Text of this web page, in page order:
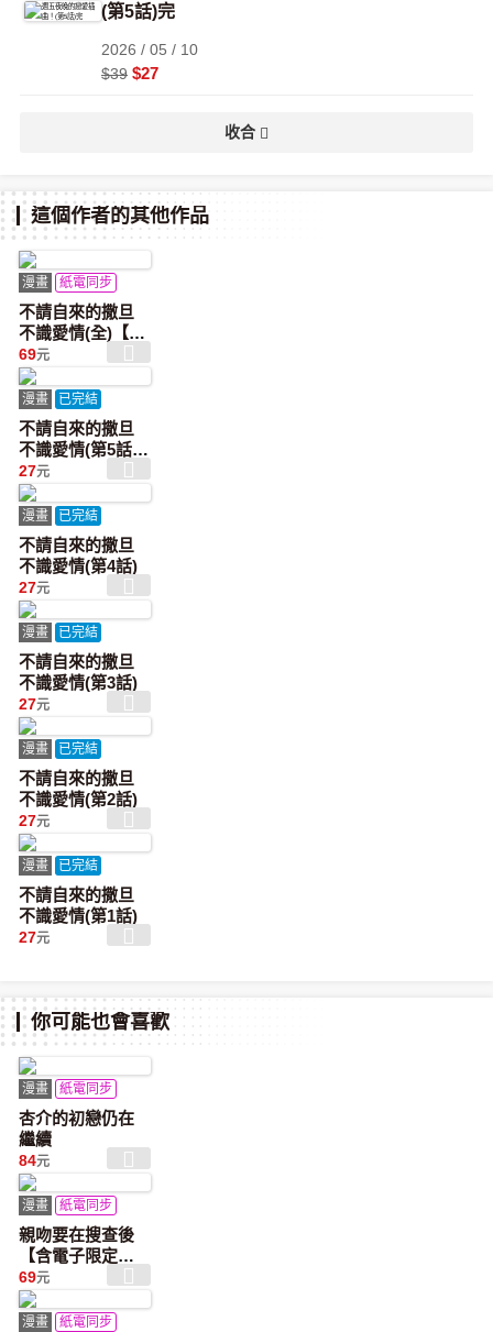
(第5話)完
2026 / 05 / 10
$39 $27
收合
這個作者的其他作品
漫畫 紙電同步
不請自來的撒旦
不識愛情(全)【含
電子限定特典】
69元
漫畫 已完結
不請自來的撒旦
不識愛情(第5話)
完
27元
漫畫 已完結
不請自來的撒旦
不識愛情(第4話)
27元
漫畫 已完結
不請自來的撒旦
不識愛情(第3話)
27元
漫畫 已完結
不請自來的撒旦
不識愛情(第2話)
27元
漫畫 已完結
不請自來的撒旦
不識愛情(第1話)
27元
你可能也會喜歡
漫畫 紙電同步
杏介的初戀仍在
繼續
84元
漫畫 紙電同步
親吻要在搜查後
【含電子限定特
典】
69元
漫畫 紙電同步